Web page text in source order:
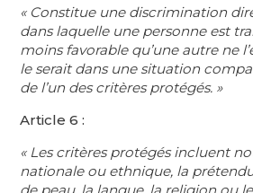
« Constitue une discrimination
dans laquelle une personne est
moins favorable qu’une autre ne
le serait dans une situation
de l’un des critères protégés. »
Article 6 :
« Les critères protégés incluent
nationale ou ethnique, la